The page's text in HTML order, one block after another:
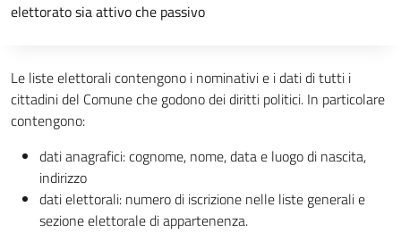
elettorato sia attivo che passivo
Descrizione completa
Le liste elettorali contengono i nominativi e i dati di tutti i
cittadini del Comune che godono dei diritti politici. In particolare
contengono:
dati anagrafici: cognome, nome, data e luogo di nascita,
indirizzo
dati elettorali: numero di iscrizione nelle liste generali e
sezione elettorale di appartenenza.